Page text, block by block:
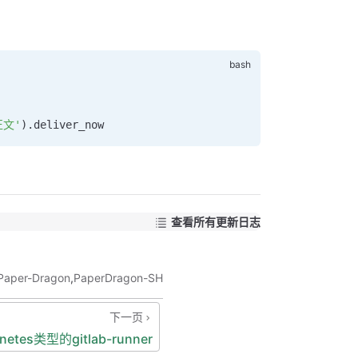
' ).deliver_now
查看所有更新日志
Dragon,PaperDragon-SH
下一页
类型的gitlab-runner